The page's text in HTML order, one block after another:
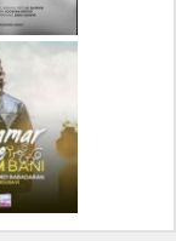
دانلود